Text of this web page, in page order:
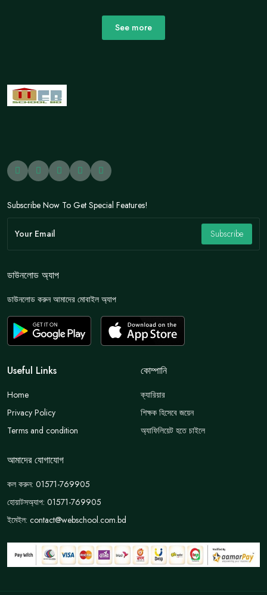
See more
Subscribe Now To Get Special Features!
Subscribe
Useful Links
Home
Privacy Policy
Terms and condition
কোম্পানি
ক্যারিয়ার
শিক্ষক হিসেবে জয়েন
অ্যাফিলিয়েট হতে চাইলে
আমাদের যোগাযোগ
কল করুন: 01571-769905
হোয়াটসঅ্যাপ: 01571-769905
ইমেইল: contact@webschool.com.bd
ডাউনলোড অ্যাপ
ডাউনলোড করুন আমাদের মোবাইল অ্যাপ